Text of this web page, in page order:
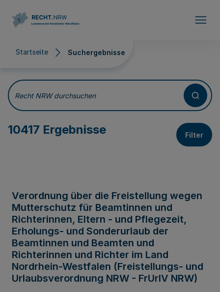
Startseite Suchergebnisse
Suchergebnisse
Recht NRW durchsuchen
10417 Ergebnisse Filter
Verordnung über die Freistellung wegen
Mutterschutz für Beamtinnen und
Richterinnen, Eltern - und Pflegezeit,
Erholungs- und Sonderurlaub der
Beamtinnen und Beamten und
Richterinnen und Richter im Land
Nordrhein-Westfalen (Freistellungs- und
Urlaubsverordnung NRW - FrUrlV NRW)